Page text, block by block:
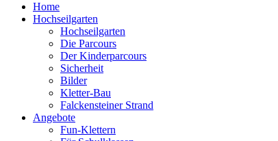
Home
Hochseilgarten
Hochseilgarten
Die Parcours
Der Kinderparcours
Sicherheit
Bilder
Kletter-Bau
Falckensteiner Strand
Angebote
Fun-Klettern